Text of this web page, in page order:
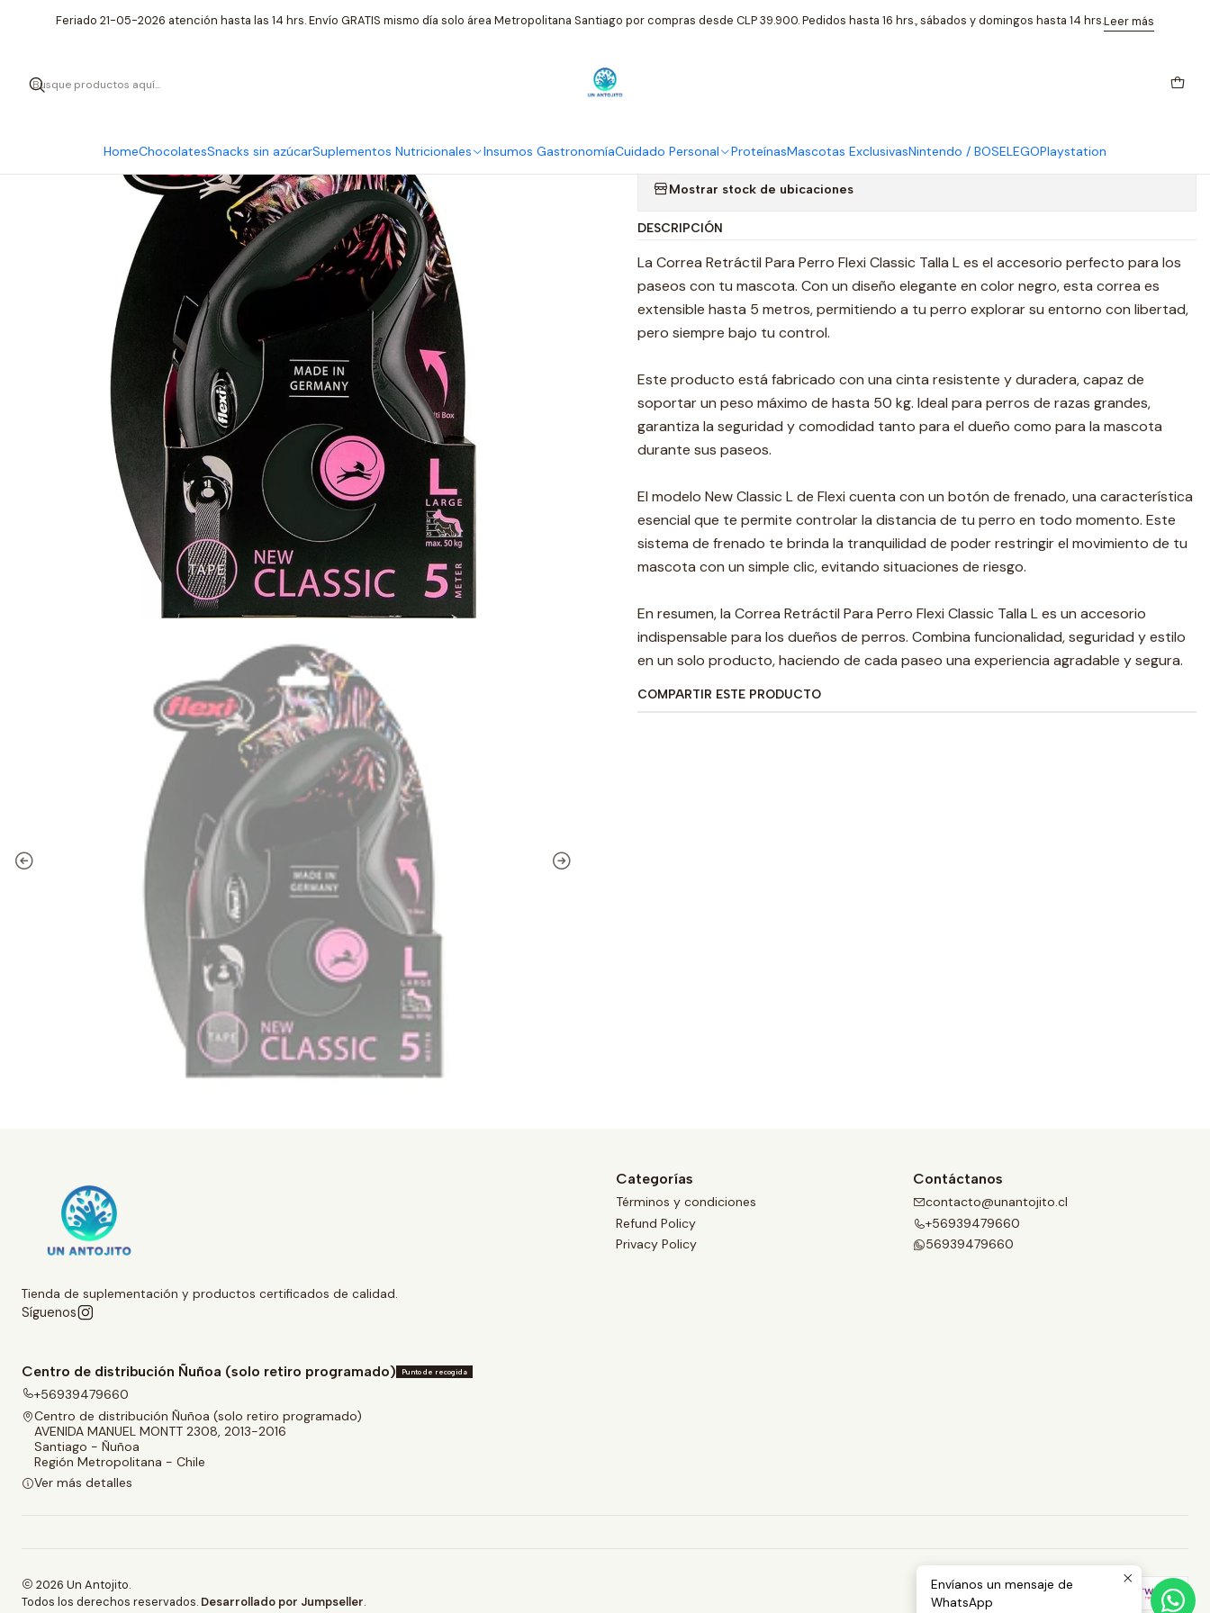
HomeChocolatesSnacks sin azúcarSuplementos Nutricionales Insumos GastronomíaCuidado Personal ProteínasMascotas ExclusivasNintendo / BOSELEGOPlaystation
Feriado 21-05-2026 atención hasta las 14 hrs. Envío GRATIS mismo día solo área Metropolitana Santiago por compras desde CLP 39.900. Pedidos hasta 16 hrs., sábados y domingos hasta 14 hrs.Leer más
Inicio Mascotas Exclusivas Correa Retráctil Para Perro Flexi Classic Talla L Para 50kg
Mostrar stock de ubicaciones
DESCRIPCIÓN
La Correa Retráctil Para Perro Flexi Classic Talla L es el accesorio perfecto para los
paseos con tu mascota. Con un diseño elegante en color negro, esta correa es
extensible hasta 5 metros, permitiendo a tu perro explorar su entorno con libertad,
pero siempre bajo tu control.
Este producto está fabricado con una cinta resistente y duradera, capaz de
soportar un peso máximo de hasta 50 kg. Ideal para perros de razas grandes,
garantiza la seguridad y comodidad tanto para el dueño como para la mascota
durante sus paseos.
El modelo New Classic L de Flexi cuenta con un botón de frenado, una característica
esencial que te permite controlar la distancia de tu perro en todo momento. Este
sistema de frenado te brinda la tranquilidad de poder restringir el movimiento de tu
mascota con un simple clic, evitando situaciones de riesgo.
En resumen, la Correa Retráctil Para Perro Flexi Classic Talla L es un accesorio
indispensable para los dueños de perros. Combina funcionalidad, seguridad y estilo
en un solo producto, haciendo de cada paseo una experiencia agradable y segura.
COMPARTIR ESTE PRODUCTO
Tienda de suplementación y productos certificados de calidad.
Síguenos
Categorías
Términos y condiciones
Refund Policy
Privacy Policy
Contáctanos
contacto@unantojito.cl
+56939479660
56939479660
Centro de distribución Ñuñoa (solo retiro programado) Punto de recogida
+56939479660
Centro de distribución Ñuñoa (solo retiro programado)
AVENIDA MANUEL MONTT 2308, 2013-2016
Santiago - Ñuñoa
Región Metropolitana - Chile
Ver más detalles
2026 Un Antojito.
Todos los derechos reservados. Desarrollado por Jumpseller.
Envíanos un mensaje de
WhatsApp